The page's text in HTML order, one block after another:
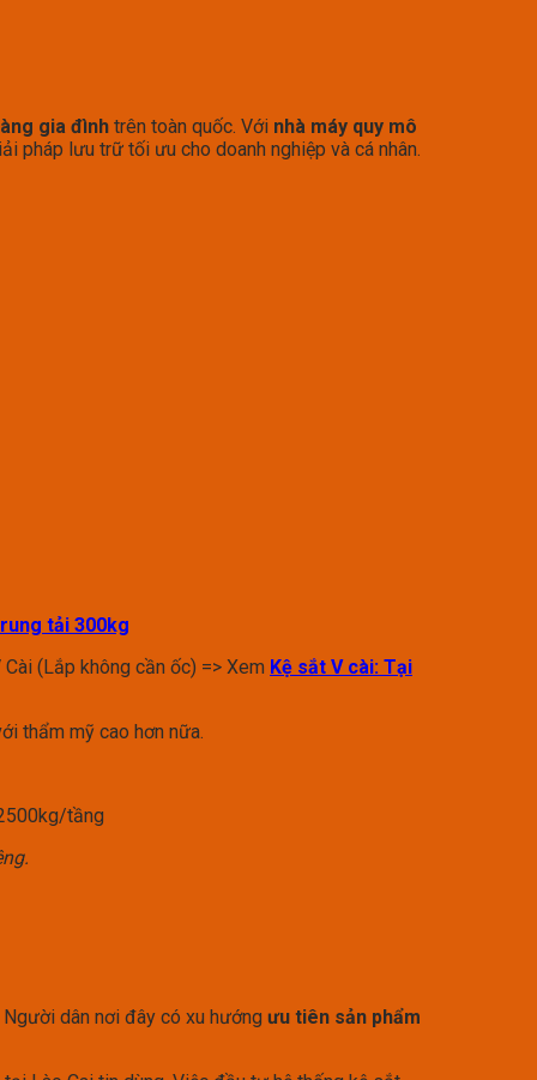
gia đình trên toàn quốc. Với nhà máy quy mô
pháp lưu trữ tối ưu cho doanh nghiệp và cá nhân.
tải 300kg
(Lắp không cần ốc) => Xem Kệ sắt V cài: Tại
thẩm mỹ cao hơn nữa.
tầng
dân nơi đây có xu hướng ưu tiên sản phẩm